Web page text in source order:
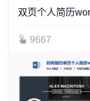
9667